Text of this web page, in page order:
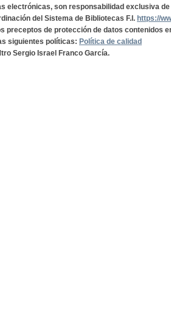
electrónicas, son responsabilidad exclusiva
del Sistema de Bibliotecas F.I. https://
preceptos de protección de datos contenidos
siguientes políticas: Política de calidad
Sergio Israel Franco García.